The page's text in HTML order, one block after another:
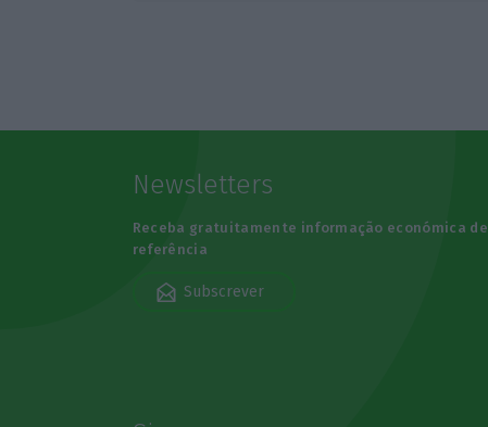
Newsletters
Receba gratuitamente informação económica de
referência
Subscrever